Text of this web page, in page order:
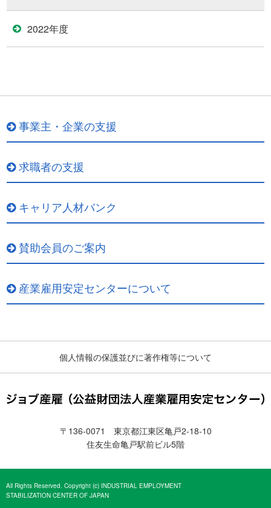
2022年度
事業主・企業の支援
求職者の支援
キャリア人材バンク
賛助会員のご案内
産業雇用安定センターについて
個人情報の保護並びに著作権等について
〒136-0071 東京都江東区亀戸2-18-10
住友生命亀戸駅前ビル5階
All Rights Reserved. Copyright (c) INDUSTRIAL EMPLOYMENT
STABILIZATION CENTER OF JAPAN